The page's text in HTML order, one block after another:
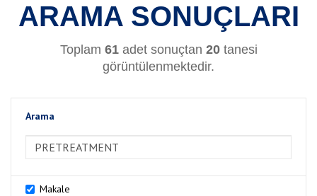
ARAMA SONUÇLARI
Toplam 61adet sonuçtan 20tanesi
görüntülenmektedir.
Arama
Makale